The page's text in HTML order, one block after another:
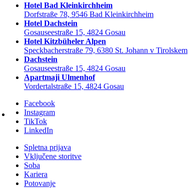
Hotel Bad Kleinkirchheim
Dorfstraße 78, 9546 Bad Kleinkirchheim
Hotel Dachstein
Gosauseestraße 15, 4824 Gosau
Hotel Kitzbüheler Alpen
Speckbacherstraße 79, 6380 St. Johann v Tirolskem
Dachstein
Gosauseestraße 15, 4824 Gosau
Apartmaji Ulmenhof
Vordertalstraße 15, 4824 Gosau
Facebook
Instagram
TikTok
LinkedIn
Spletna prijava
Vključene storitve
Soba
Kariera
Potovanje